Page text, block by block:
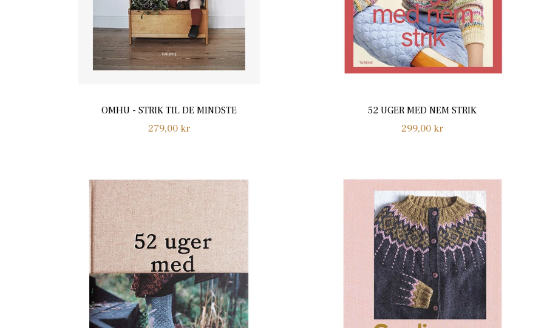
OMHU - STRIK TIL DE MINDSTE
Normalpris
279,00 kr
52 UGER MED NEM STRIK
Normalpris
299,00 kr